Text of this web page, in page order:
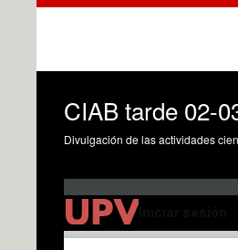
CIAB tarde 02-
Divulgación de las actividades